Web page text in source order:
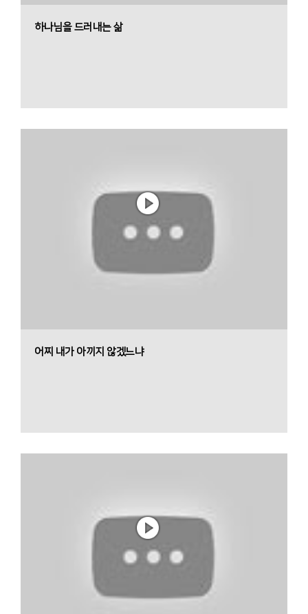
하나님을 드러내는 삶
어찌 내가 아끼지 않겠느냐